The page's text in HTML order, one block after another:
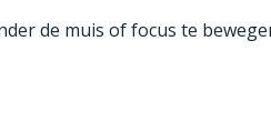
de muis of focus te